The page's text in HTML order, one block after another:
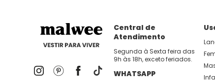
Central de
Atendimento
Segunda à Sexta feira das
9h às 18h, exceto feriados.
WHATSAPP